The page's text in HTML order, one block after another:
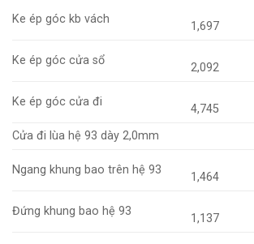
Ke ép góc kb vách
1,697
Ke ép góc cửa sổ
2,092
Ke ép góc cửa đi
4,745
Cửa đi lùa hệ 93 dày 2,0mm
Ngang khung bao trên hệ 93
1,464
Đứng khung bao hệ 93
1,137